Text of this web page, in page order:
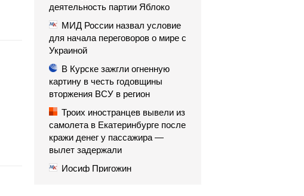
деятельность партии Яблоко
МИД России назвал условие
для начала переговоров о мире с
Украиной
В Курске зажгли огненную
картину в честь годовщины
вторжения ВСУ в регион
Троих иностранцев вывели из
самолета в Екатеринбурге после
кражи денег у пассажира —
вылет задержали
Иосиф Пригожин